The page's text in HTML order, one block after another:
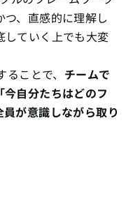
、直感的に理解し
ていく上でも大変
ことで、 チームで
自分たちはどのフ
が意識しながら取り